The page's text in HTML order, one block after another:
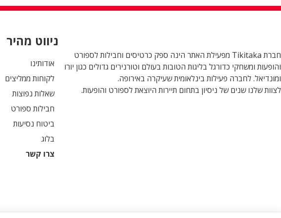
חברת Tikitaka מפעילת האתר הינה ספק כרטיסים וחבילות לספורט
והופעות ומשחקי כדורגל בליגות הטובות בעולם וטורנירים גדולים כגון יורו
ומונדיאל. לחברה פעילות בינלאומית שעיקרה באירופה.
לצוות שלנו שנים של ניסיון בתחום תיירות היוצאת לספורט והופעות.
ניווט מהיר
אודותינו
לקוחות ממליצים
שאלות נפוצות
חבילות ספורט
ביטוח נסיעות
בלוג
צרו קשר